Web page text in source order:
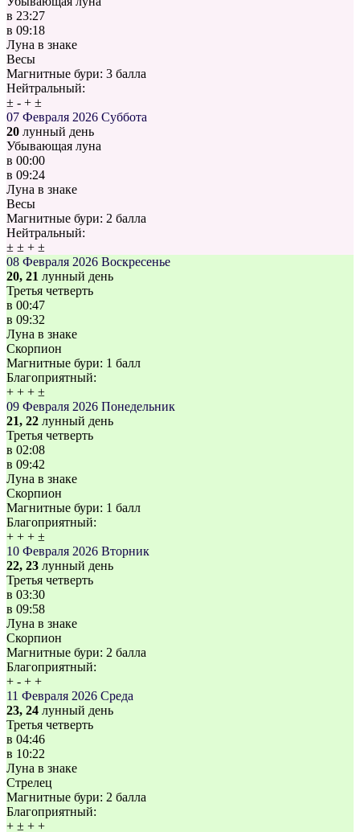
в 23:27
в 09:18
Луна в знаке
Весы
Магнитные бури: 3 балла
Нейтральный:
± - + ±
07 Февраля 2026 Суббота
20 лунный день
Убывающая луна
в 00:00
в 09:24
Луна в знаке
Весы
Магнитные бури: 2 балла
Нейтральный:
± ± + ±
08 Февраля 2026 Воскресенье
20, 21 лунный день
Третья четверть
в 00:47
в 09:32
Луна в знаке
Скорпион
Магнитные бури: 1 балл
Благоприятный:
+ + + ±
09 Февраля 2026 Понедельник
21, 22 лунный день
Третья четверть
в 02:08
в 09:42
Луна в знаке
Скорпион
Магнитные бури: 1 балл
Благоприятный:
+ + + ±
10 Февраля 2026 Вторник
22, 23 лунный день
Третья четверть
в 03:30
в 09:58
Луна в знаке
Скорпион
Магнитные бури: 2 балла
Благоприятный:
+ - + +
11 Февраля 2026 Среда
23, 24 лунный день
Третья четверть
в 04:46
в 10:22
Луна в знаке
Стрелец
Магнитные бури: 2 балла
Благоприятный:
+ ± + +